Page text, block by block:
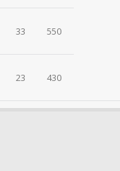
33 550
23 430